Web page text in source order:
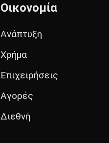
Οικονομία
Ανάπτυξη
Χρήμα
Επιχειρήσεις
Αγορές
Διεθνή